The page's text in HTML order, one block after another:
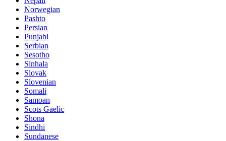
Norwegian
Pashto
Persian
Punjabi
Serbian
Sesotho
Sinhala
Slovak
Slovenian
Somali
Samoan
Scots Gaelic
Shona
Sindhi
Sundanese